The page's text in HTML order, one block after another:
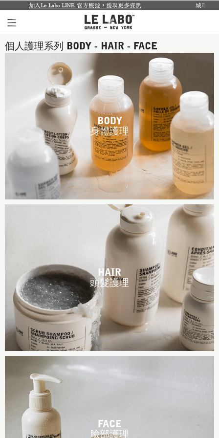
個人香氛系列
室內香氛系列
個人護理系列
日常理容系列
探索體驗裝
關於我們
城市限定系列回來了...探索禮盒於8月1日至9月30日限時
個人護理系列 BODY - HAIR - FACE
BODY
身體護理
HAIR
頭髮護理
FACE
臉部護理